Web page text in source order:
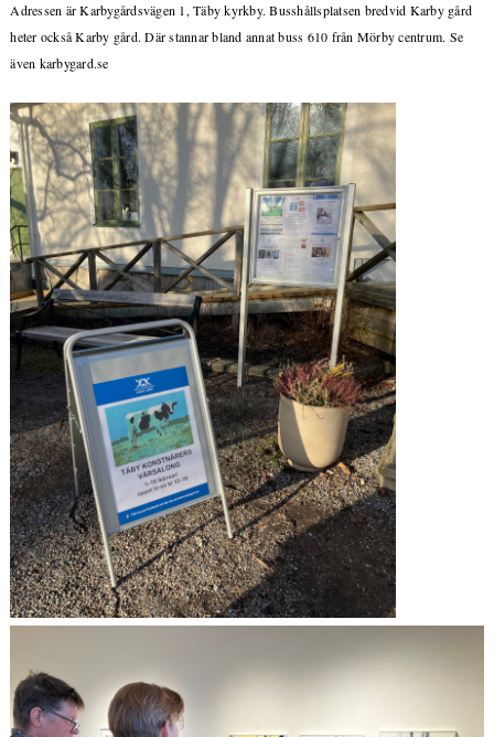
Adressen är Karbygårdsvägen 1, Täby kyrkby. Busshållsplatsen bredvid Karby gård
heter också Karby gård. Där stannar bland annat buss 610 från Mörby centrum. Se
även karbygard.se